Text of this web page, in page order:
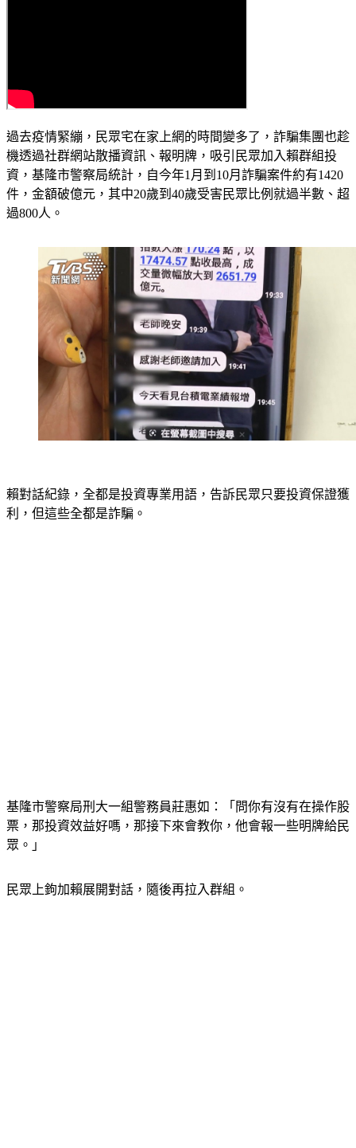
機透過社群網站散播資訊、報明牌，吸引民眾加入賴群組投
資，基隆市警察局統計，自今年1月到10月詐騙案件約有1420
件，金額破億元，其中20歲到40歲受害民眾比例就過半數、超
過800人。
利，但這些全都是詐騙。
票，那投資效益好嗎，那接下來會教你，他會報一些明牌給民
眾。」